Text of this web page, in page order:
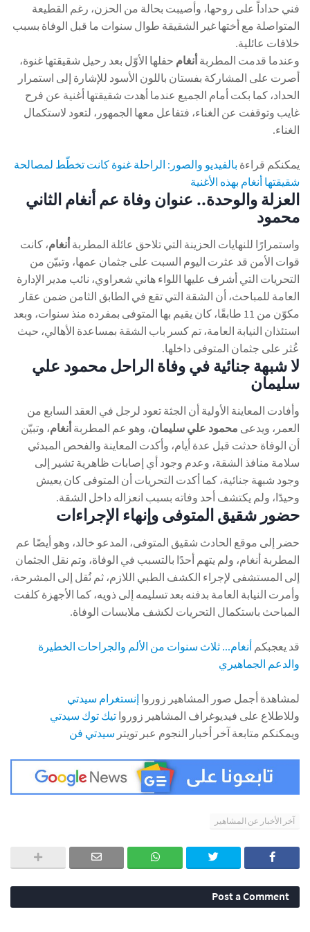
فني حداداً على روحها، وأصيبت بحالة من الحزن، رغم القطيعة
المتواصلة مع أختها غير الشقيقة طوال سنوات ما قبل الوفاة بسبب
خلافات عائلية.
وعندما قدمت المطربةأنغام حفلها الأوّل بعد رحيل شقيقتها غنوة،
أصرت على المشاركة بفستان باللون الأسود للإشارة إلى استمرار
الحداد، كما بكت أمام الجميع عندما أهدت شقيقتها أغنية عن فرح
غايب وتوقفت عن الغناء، فتفاعل معها الجمهور، لتعود لاستكمال
الغناء.
يمكنكم قراءة بالفيديو والصور: الراحلة غنوة كانت تخطّط لمصالحة
شقيقتها أنغام بهذه الأغنية
العزلة والوحدة.. عنوان وفاة عم أنغام الثاني
محمود
واستمرارًا للنهايات الحزينة التي تلاحق عائلة المطربةأنغام، كانت
قوات الأمن قد عثرت اليوم السبت على جثمان عمها، وتبيّن من
التحريات التي أشرف عليها اللواء هاني شعراوي، نائب مدير الإدارة
العامة للمباحث، أن الشقة التي تقع في الطابق الثامن ضمن عقار
مكوّن من 11 طابقًا، كان يقيم بها المتوفى بمفرده منذ سنوات، وبعد
استئذان النيابة العامة، تم كسر باب الشقة بمساعدة الأهالي، حيث
عُثر على جثمان المتوفى داخلها.
لا شبهة جنائية في وفاة الراحل محمود علي
سليمان
وأفادت المعاينة الأولية أن الجثة تعود لرجل في العقد السابع من
العمر، ويدعى محمود علي سليمان، وهو عم المطربةأنغام، وتبيّن
أن الوفاة حدثت قبل عدة أيام، وأكدت المعاينة والفحص المبدئي
سلامة منافذ الشقة، وعدم وجود أي إصابات ظاهرية تشير إلى
وجود شبهة جنائية، كما أكدت التحريات أن المتوفى كان يعيش
وحيدًا، ولم يكتشف أحد وفاته بسبب انعزاله داخل الشقة.
حضور شقيق المتوفى وإنهاء الإجراءات
حضر إلى موقع الحادث شقيق المتوفى، المدعو خالد، وهو أيضًا عم
المطربة أنغام، ولم يتهم أحدًا بالتسبب في الوفاة، وتم نقل الجثمان
إلى المستشفى لإجراء الكشف الطبي اللازم، ثم نُقل إلى المشرحة،
وأمرت النيابة العامة بدفنه بعد تسليمه إلى ذويه، كما الأجهزة كلفت
المباحث باستكمال التحريات لكشف ملابسات الوفاة.
قد يعجبكم أنغام... ثلاث سنوات من الألم والجراحات الخطيرة
والدعم الجماهيري
لمشاهدة أجمل صور المشاهير زوروا إنستغرام سيدتي
وللاطلاع على فيديوغراف المشاهير زوروا تيك توك سيدتي
ويمكنكم متابعة آخر أخبار النجوم عبر تويتر سيدتي فن
آخر الأخبار عن المشاهير
Post a Comment